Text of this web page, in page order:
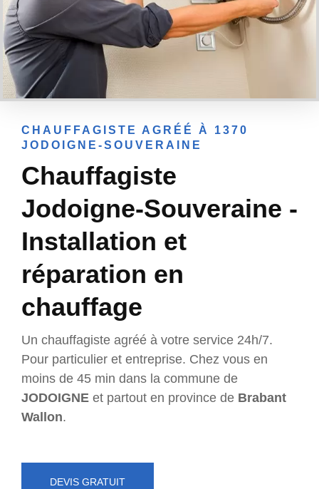
CHAUFFAGISTE AGRÉÉ À 1370
JODOIGNE-SOUVERAINE
Chauffagiste
Jodoigne-Souveraine -
Installation et
réparation en
chauffage
Un chauffagiste agréé à votre service 24h/7.
Pour particulier et entreprise. Chez vous en
moins de 45 min dans la commune de
JODOIGNE et partout en province de Brabant
Wallon.
DEVIS GRATUIT